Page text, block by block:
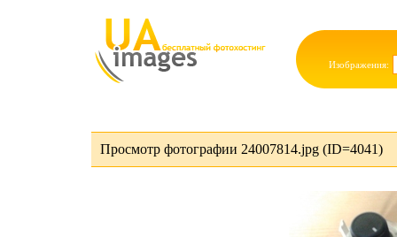
Изображения:
Просмотр фотографии 24007814.jpg (ID=4041)